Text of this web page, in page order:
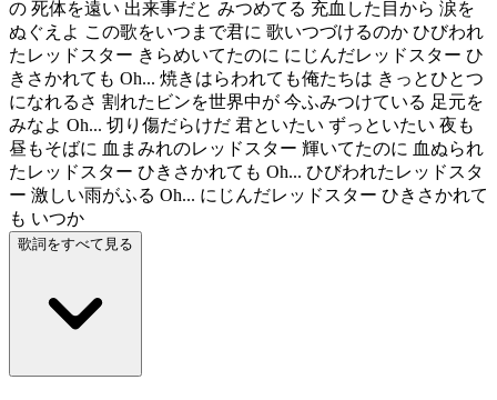
の 死体を遠い 出来事だと みつめてる 充血した目から 涙を
ぬぐえよ この歌をいつまで君に 歌いつづけるのか ひびわれ
たレッドスター きらめいてたのに にじんだレッドスター ひ
きさかれても Oh... 焼きはらわれても俺たちは きっとひとつ
になれるさ 割れたビンを世界中が 今ふみつけている 足元を
みなよ Oh... 切り傷だらけだ 君といたい ずっといたい 夜も
昼もそばに 血まみれのレッドスター 輝いてたのに 血ぬられ
たレッドスター ひきさかれても Oh... ひびわれたレッドスタ
ー 激しい雨がふる Oh... にじんだレッドスター ひきさかれて
も いつか
歌詞をすべて見る